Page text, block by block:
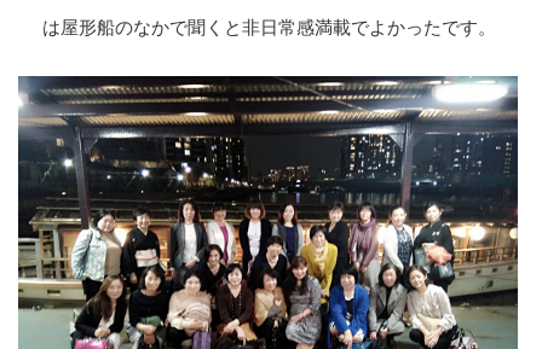
は屋形船のなかで聞くと非日常感満載でよかったです。